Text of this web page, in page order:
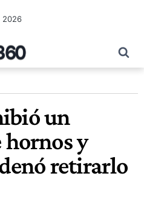
2026
un
y
retirarlo